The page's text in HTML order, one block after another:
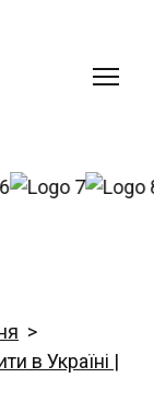
в Україні |